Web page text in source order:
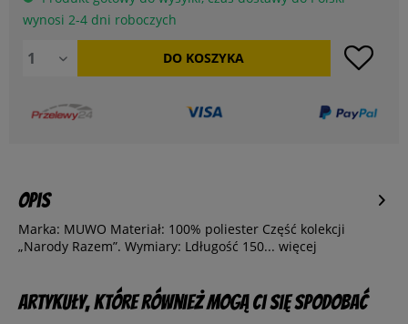
wynosi 2-4 dni roboczych
DO KOSZYKA
Opis
Marka: MUWO Materiał: 100% poliester Część kolekcji
„Narody Razem”. Wymiary: Ldługość 150... więcej
Artykuły, które również mogą Ci się spodobać